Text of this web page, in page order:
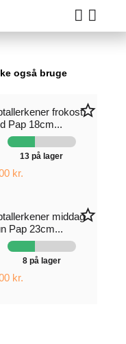
også bruge
frokost
Pap 18cm...
star_border
13 på lager
kr.
middag
Pap 23cm...
star_border
8 på lager
kr.